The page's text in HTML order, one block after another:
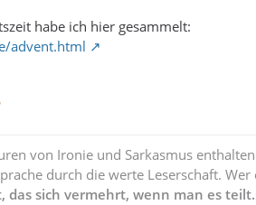
habe ich hier gesammelt:
advent.html
von Ironie und Sarkasmus
durch die werte Leserschaft.
das sich vermehrt, wenn man es